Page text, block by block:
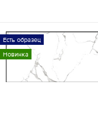
Есть образец
Новинка